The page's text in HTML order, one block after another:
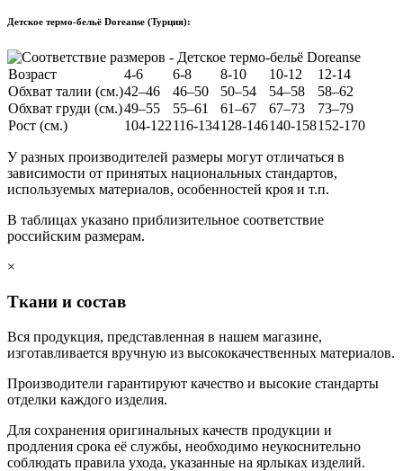
Детское термо-бельё Doreanse (Турция):
Возраст 4-6 6-8 8-10 10-12
12-14
Обхват талии (см.)42–46 46–50 50–54 54–58
58–62
Обхват груди (см.)49–55 55–61 61–67 67–73
73–79
Рост (см.)
104-122116-134128-146140-158152-170
У разных производителей размеры могут отличаться в
зависимости от принятых национальных стандартов,
используемых материалов, особенностей кроя и т.п.
В таблицах указано приблизительное соответствие
российским размерам.
×
Ткани и состав
Вся продукция, представленная в нашем магазине,
изготавливается вручную из высококачественных материалов.
Производители гарантируют качество и высокие стандарты
отделки каждого изделия.
Для сохранения оригинальных качеств продукции и
продления срока её службы, необходимо неукоснительно
соблюдать правила ухода, указанные на ярлыках изделий.